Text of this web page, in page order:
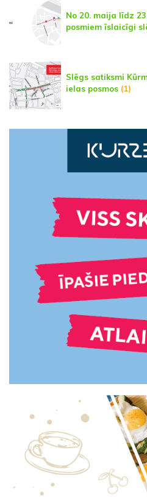
No 20. maija līdz
posmiem īslaicīgi
Slēgs satiksmi
ielas posmos (1)